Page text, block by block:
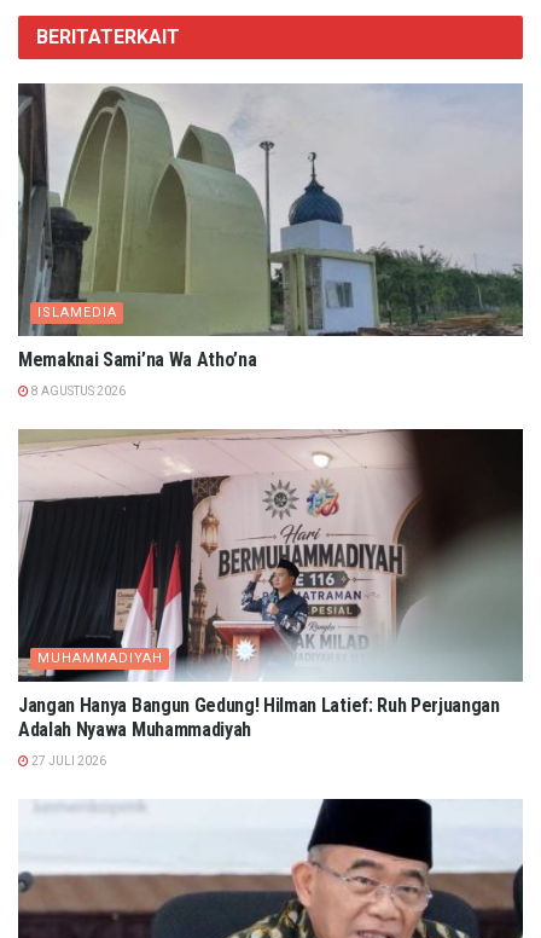
BERITATERKAIT
ISLAMEDIA
Memaknai Sami’na Wa Atho’na
8 AGUSTUS 2026
MUHAMMADIYAH
Jangan Hanya Bangun Gedung! Hilman Latief: Ruh Perjuangan
Adalah Nyawa Muhammadiyah
27 JULI 2026